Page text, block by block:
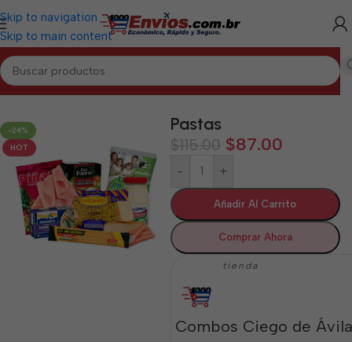
Skip to navigation
Skip to main content
DE ÁVILA/Combos de Alimentos y Mixtos Ciego de Ávila
-24%
HOT
Pastas
$115.00 $87.00
- +
Añadir Al Carrito
Comprar Ahora
tienda
Combos Ciego de Ávila